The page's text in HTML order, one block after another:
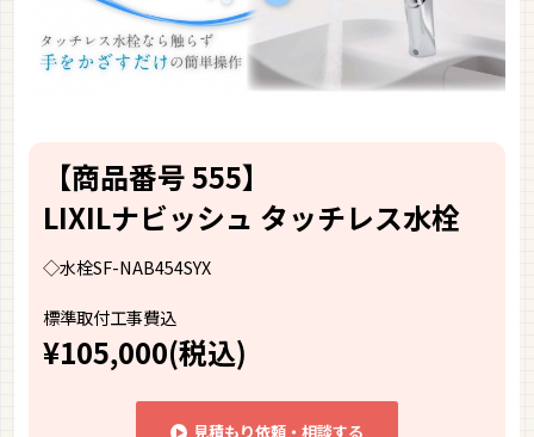
【商品番号 555】
LIXILナビッシュ タッチレス水栓
◇水栓SF-NAB454SYX
標準取付工事費込
¥105,000(税込)
見積もり依頼・相談する